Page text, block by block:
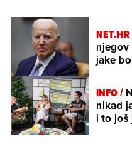
njegov
jake
INFO /
nikad
i to još